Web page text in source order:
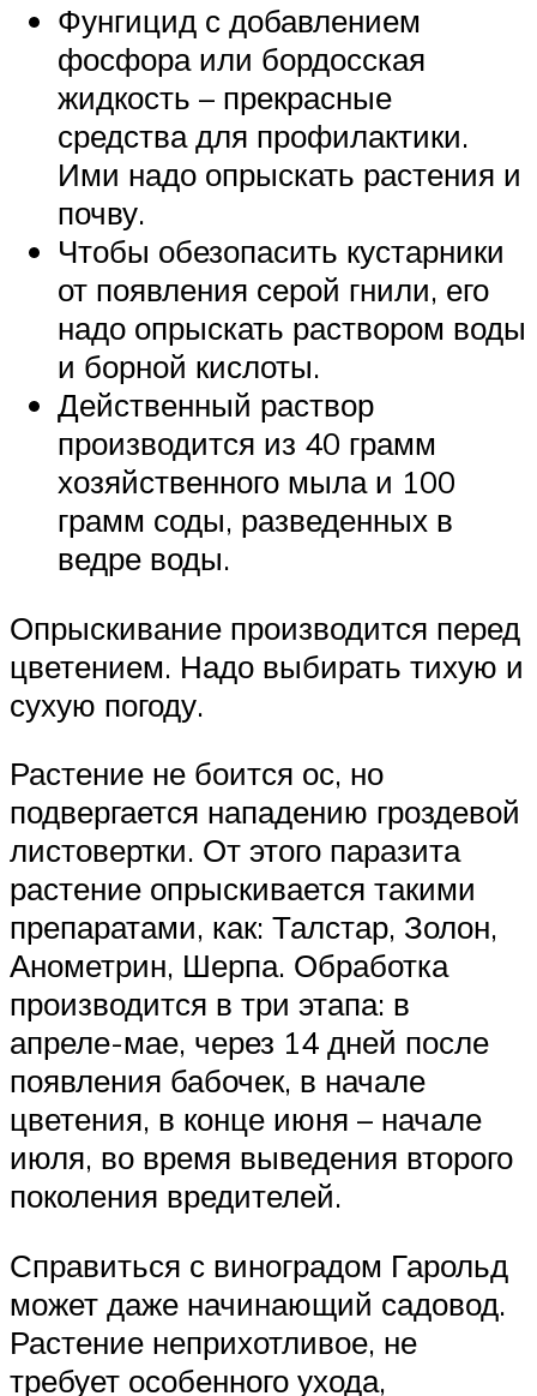
Фунгицид с добавлением
фосфора или бордосская
жидкость – прекрасные
средства для профилактики.
Ими надо опрыскать растения и
почву.
Чтобы обезопасить кустарники
от появления серой гнили, его
надо опрыскать раствором воды
и борной кислоты.
Действенный раствор
производится из 40 грамм
хозяйственного мыла и 100
грамм соды, разведенных в
ведре воды.
Опрыскивание производится перед
цветением. Надо выбирать тихую и
сухую погоду.
Растение не боится ос, но
подвергается нападению гроздевой
листовертки. От этого паразита
растение опрыскивается такими
препаратами, как: Талстар, Золон,
Анометрин, Шерпа. Обработка
производится в три этапа: в
апреле-мае, через 14 дней после
появления бабочек, в начале
цветения, в конце июня – начале
июля, во время выведения второго
поколения вредителей.
Справиться с виноградом Гарольд
может даже начинающий садовод.
Растение неприхотливое, не
требует особенного ухода,